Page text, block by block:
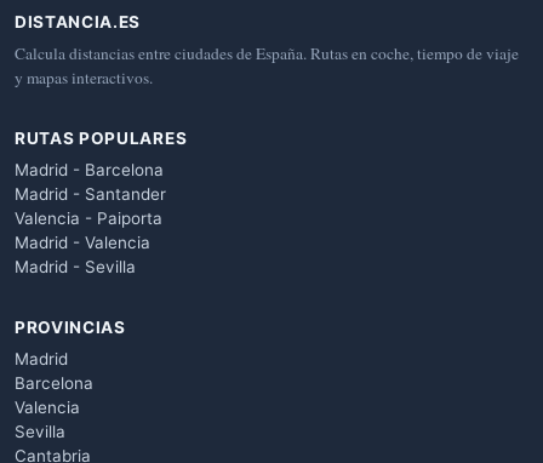
DISTANCIA.ES
Calcula distancias entre ciudades de España. Rutas en coche, tiempo de viaje
y mapas interactivos.
RUTAS POPULARES
Madrid - Barcelona
Madrid - Santander
Valencia - Paiporta
Madrid - Valencia
Madrid - Sevilla
PROVINCIAS
Madrid
Barcelona
Valencia
Sevilla
Cantabria